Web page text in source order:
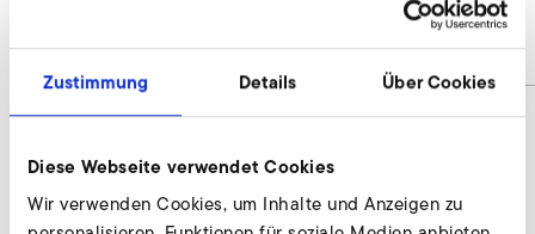
Zustimmung Details Über Cookies
Diese Webseite verwendet Cookies
Wir verwenden Cookies, um Inhalte und Anzeigen zu
Materialnummer 9000447
Ersatzpatronen für Feinfilter anfragen
Wir beraten individuell und nach Bedarf. Unsere